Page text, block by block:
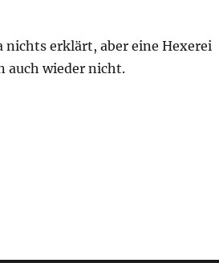
erklärt, aber eine Hexerei
auch wieder nicht.